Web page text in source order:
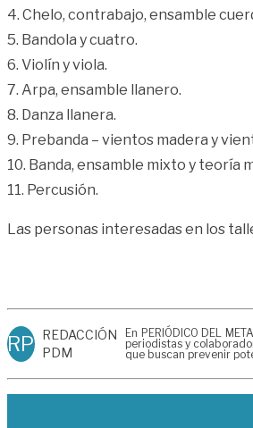
4. Chelo, contrabajo, ensamble
5. Bandola y cuatro.
6. Violín y viola.
7. Arpa, ensamble llanero.
8. Danza llanera.
9. Prebanda – vientos madera y
10. Banda, ensamble mixto y teoría
11. Percusión.
Las personas interesadas en los
RP REDACCIÓN
PDM
En PERIÓDICO DEL
periodistas y
que buscan prevenir